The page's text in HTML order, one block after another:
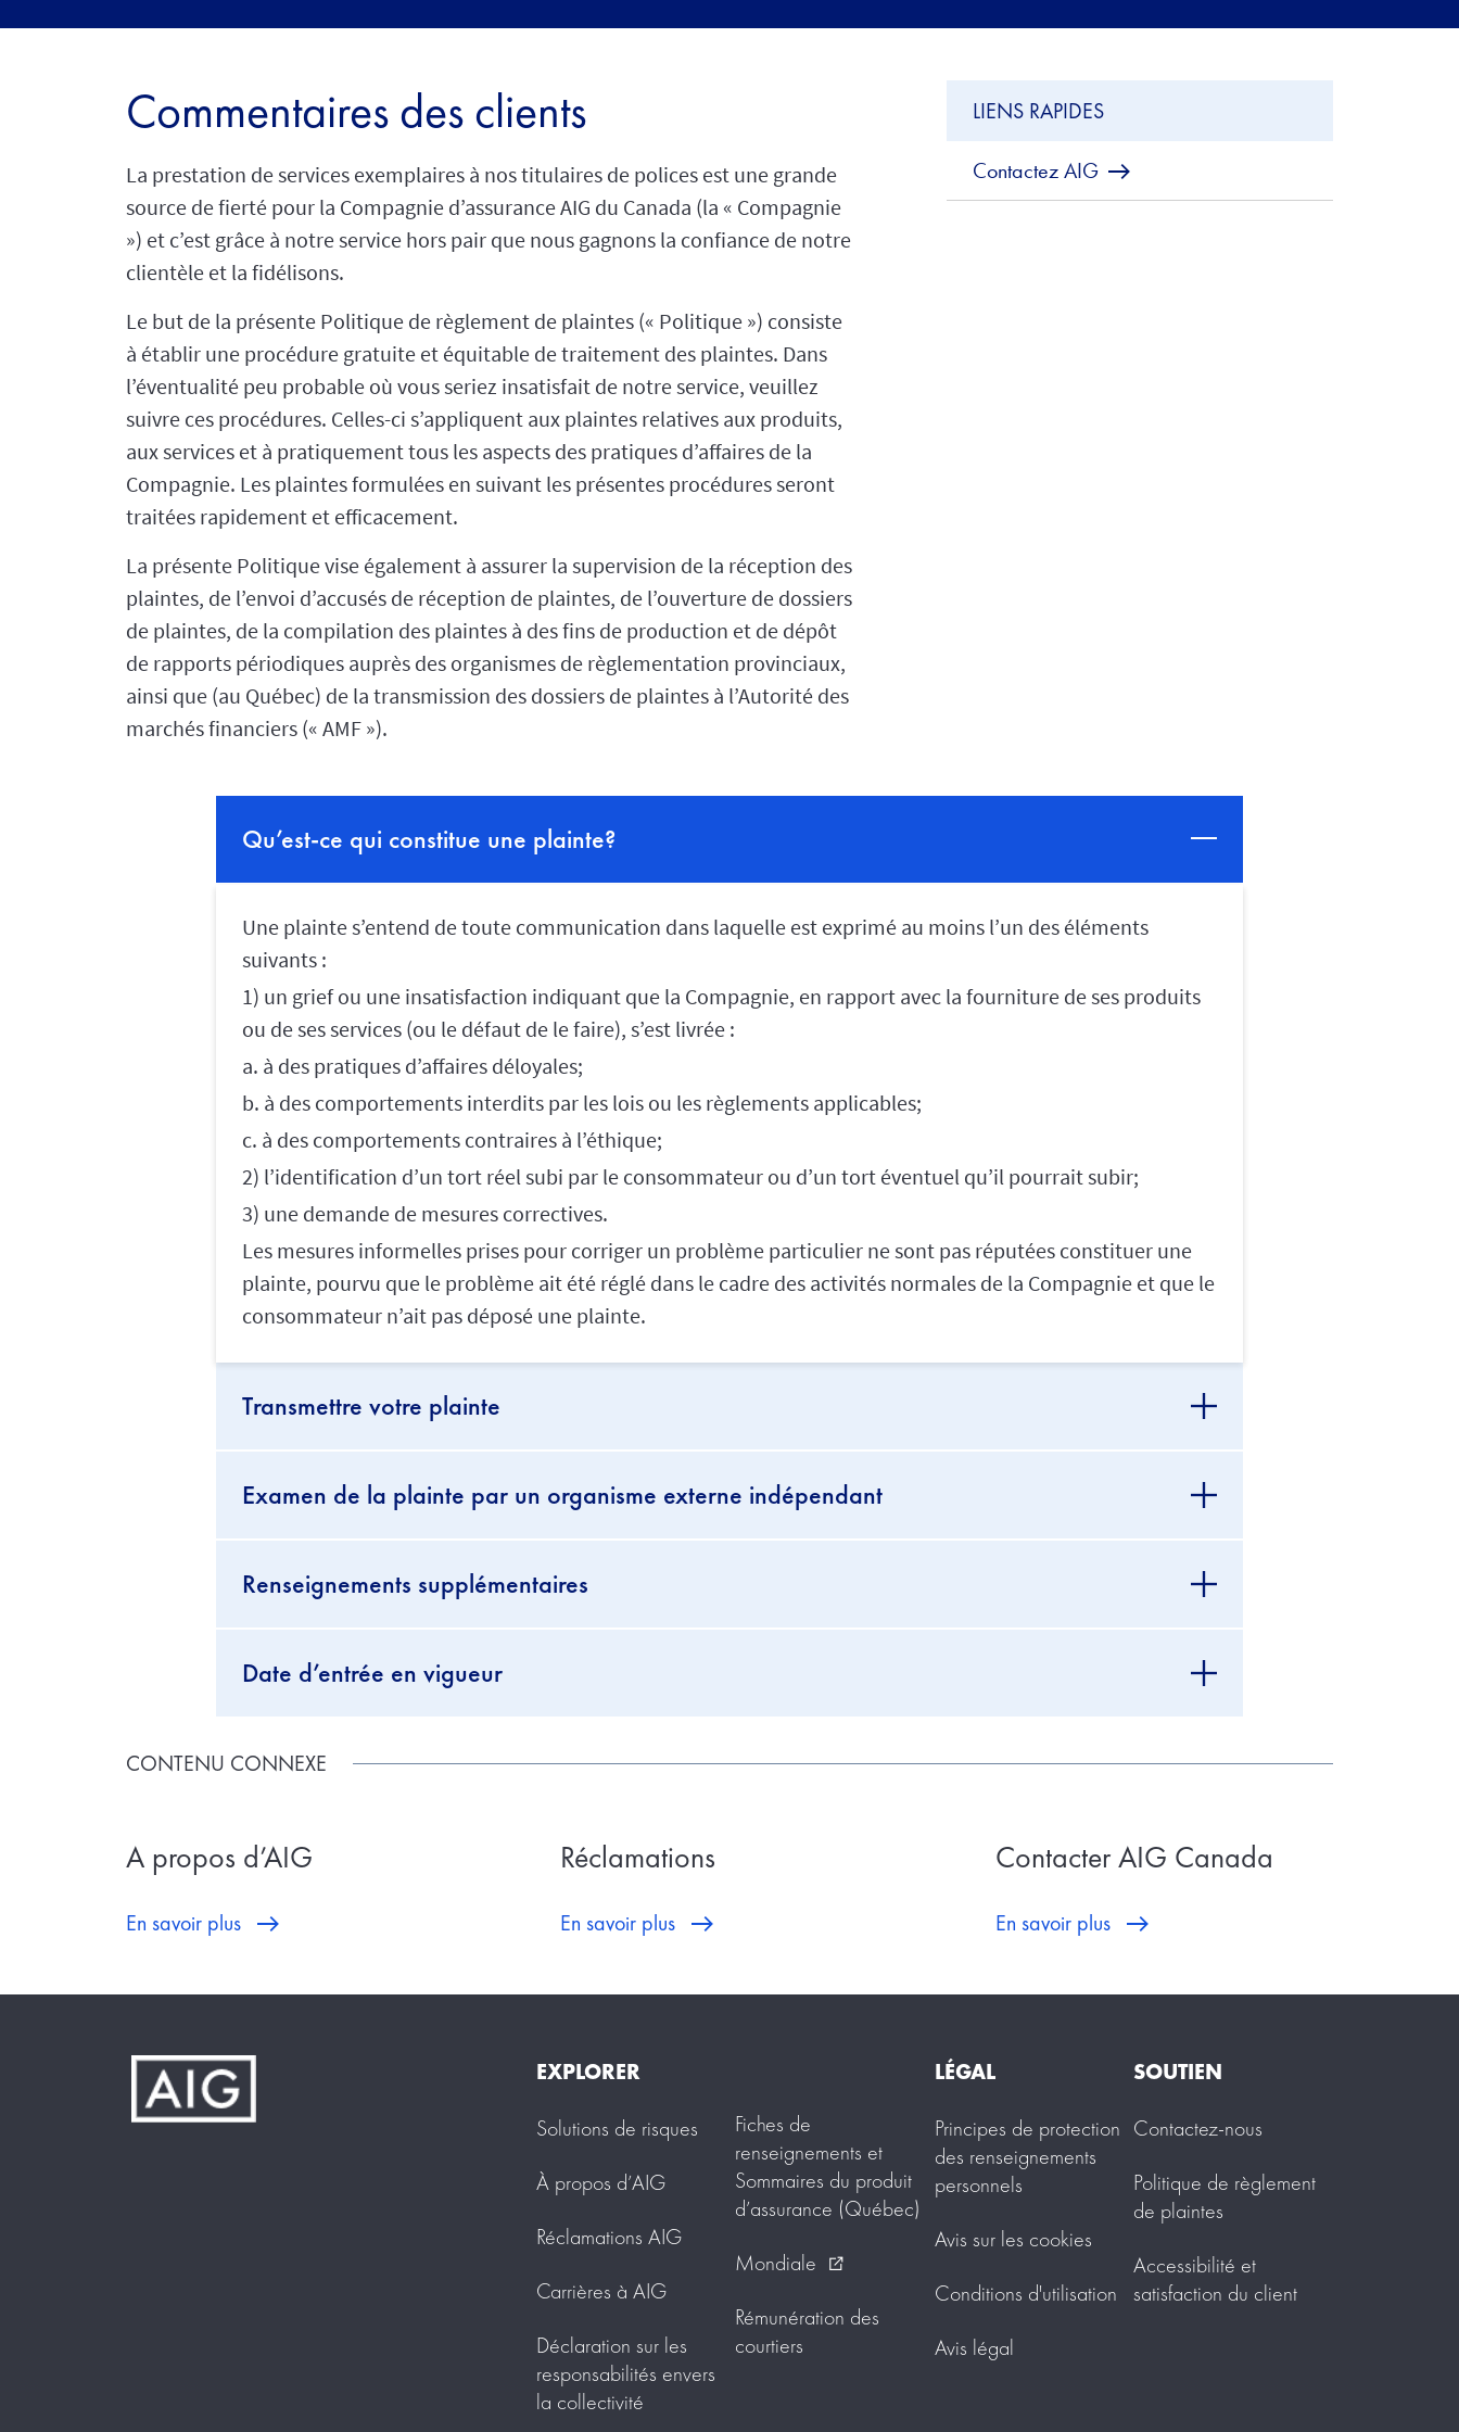
Commentaires des clients
La prestation de services exemplaires à nos titulaires de polices est une grande
source de fierté pour la Compagnie d’assurance AIG du Canada (la « Compagnie
») et c’est grâce à notre service hors pair que nous gagnons la confiance de notre
clientèle et la fidélisons.
Le but de la présente Politique de règlement de plaintes (« Politique ») consiste
à établir une procédure gratuite et équitable de traitement des plaintes. Dans
l’éventualité peu probable où vous seriez insatisfait de notre service, veuillez
suivre ces procédures. Celles-ci s’appliquent aux plaintes relatives aux produits,
aux services et à pratiquement tous les aspects des pratiques d’affaires de la
Compagnie. Les plaintes formulées en suivant les présentes procédures seront
traitées rapidement et efficacement.
La présente Politique vise également à assurer la supervision de la réception des
plaintes, de l’envoi d’accusés de réception de plaintes, de l’ouverture de dossiers
de plaintes, de la compilation des plaintes à des fins de production et de dépôt
de rapports périodiques auprès des organismes de règlementation provinciaux,
ainsi que (au Québec) de la transmission des dossiers de plaintes à l’Autorité des
marchés financiers (« AMF »).
LIENS RAPIDES
Contactez AIG
Qu’est-ce qui constitue une plainte?
Une plainte s’entend de toute communication dans laquelle est exprimé au moins l’un des éléments
suivants :
1) un grief ou une insatisfaction indiquant que la Compagnie, en rapport avec la fourniture de ses produits
ou de ses services (ou le défaut de le faire), s’est livrée :
a. à des pratiques d’affaires déloyales;
b. à des comportements interdits par les lois ou les règlements applicables;
c. à des comportements contraires à l’éthique;
2) l’identification d’un tort réel subi par le consommateur ou d’un tort éventuel qu’il pourrait subir;
3) une demande de mesures correctives.
Les mesures informelles prises pour corriger un problème particulier ne sont pas réputées constituer une
plainte, pourvu que le problème ait été réglé dans le cadre des activités normales de la Compagnie et que le
consommateur n’ait pas déposé une plainte.
Transmettre votre plainte
Examen de la plainte par un organisme externe indépendant
Renseignements supplémentaires
Date d’entrée en vigueur
CONTENU CONNEXE
A propos d’AIG
En savoir plus
Réclamations
En savoir plus
Contacter AIG Canada
En savoir plus
EXPLORER
Solutions de risques
À propos d’AIG
Réclamations AIG
Carrières à AIG
Déclaration sur les
responsabilités envers
la collectivité
Fiches de
renseignements et
Sommaires du produit
d’assurance (Québec)
Mondiale
external_link
Rémunération des
courtiers
LÉGAL
Principes de protection
des renseignements
personnels
Avis sur les cookies
Conditions d'utilisation
Avis légal
SOUTIEN
Contactez-nous
Politique de règlement
de plaintes
Accessibilité et
satisfaction du client